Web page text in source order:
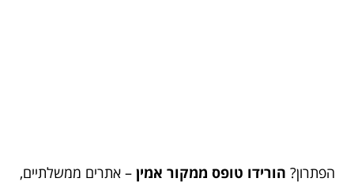
הפתרון? הורידו טופס ממקור אמין – אתרים ממשלתיים,